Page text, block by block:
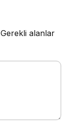
Gerekli alanlar